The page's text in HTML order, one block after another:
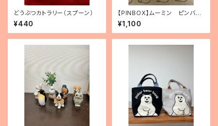
どうぶつカトラリー（スプーン）
¥440
【PINBOX】ムーミン ピンバッ
ジコレクション（10種）
¥1,100